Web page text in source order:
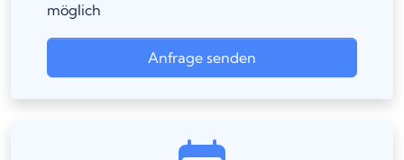
möglich
Anfrage senden